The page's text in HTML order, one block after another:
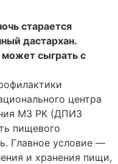
старается
дастархан.
сыграть с
центра
МЗ РК (ДПИЗ
пищевого
Главное условие —
и хранения пищи,